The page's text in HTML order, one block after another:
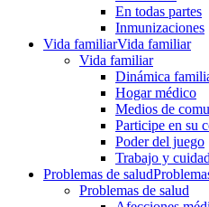
En todas partes
Inmunizaciones
Vida familiarVida familiar
Vida familiar
Dinámica
Hogar médico
Medios de
Participe en su
Poder del juego
Trabajo y
Problemas de salud
Problemas de salud